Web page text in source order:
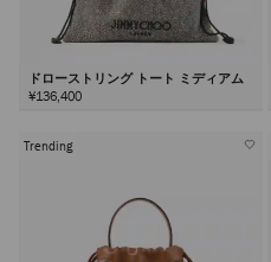
ドローストリング トート ミディアム
¥136,400
Trending